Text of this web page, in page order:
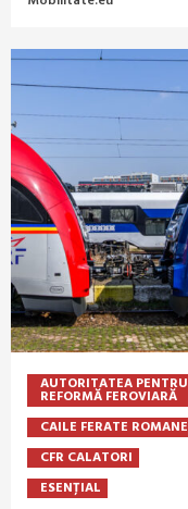
AUTORITATEA PENTRU
REFORMĂ FEROVIARĂ
CAILE FERATE ROMANE
CFR CALATORI
ESENȚIAL